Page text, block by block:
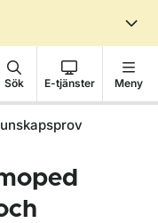
Sök E-tjänster Meny